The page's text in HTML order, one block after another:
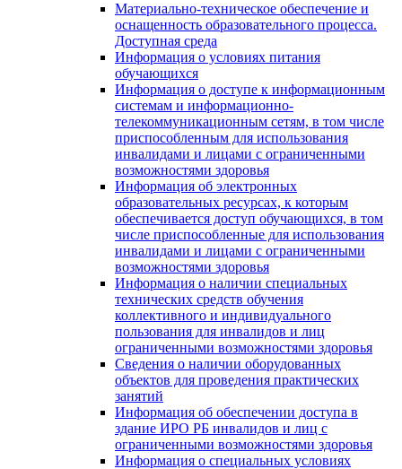
Материально-техническое обеспечение и
оснащенность образовательного процесса.
Доступная среда
Информация о условиях питания
обучающихся
Информация о доступе к информационным
системам и информационно-
телекоммуникационным сетям, в том числе
приспособленным для использования
инвалидами и лицами с ограниченными
возможностями здоровья
Информация об электронных
образовательных ресурсах, к которым
обеспечивается доступ обучающихся, в том
числе приспособленные для использования
инвалидами и лицами с ограниченными
возможностями здоровья
Информация о наличии специальных
технических средств обучения
коллективного и индивидуального
пользования для инвалидов и лиц
ограниченными возможностями здоровья
Сведения о наличии оборудованных
объектов для проведения практических
занятий
Информация об обеспечении доступа в
здание ИРО РБ инвалидов и лиц с
ограниченными возможностями здоровья
Информация о специальных условиях